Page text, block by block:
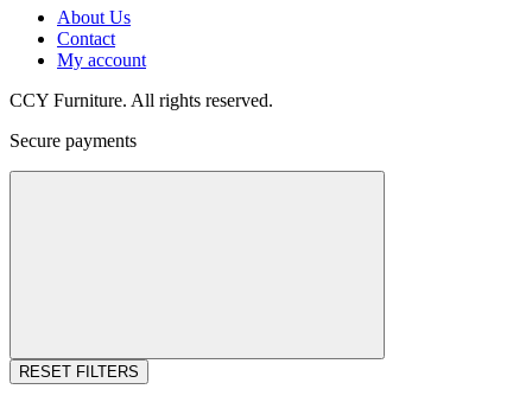
About Us
Contact
My account
CCY Furniture. All rights reserved.
Secure payments
RESET FILTERS